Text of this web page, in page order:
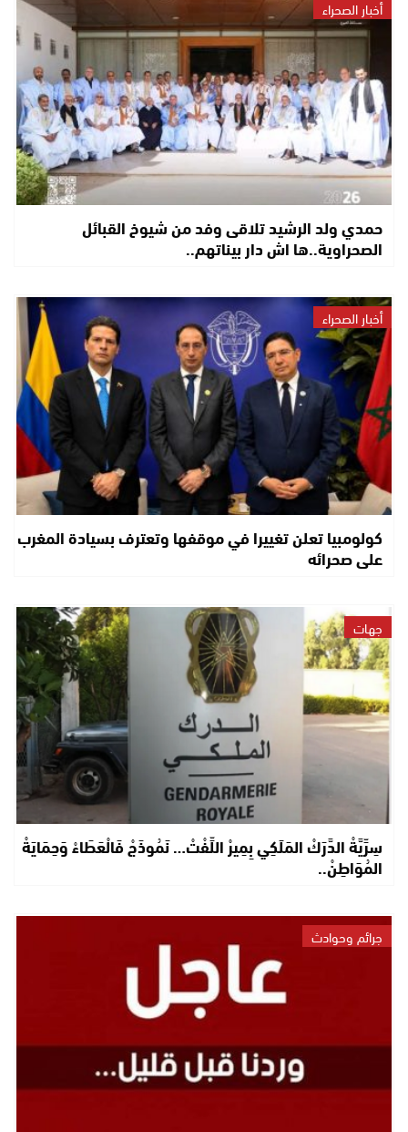
أخبار الصحراء
حمدي ولد الرشيد تلاقى وفد من شيوخ القبائل
الصحراوية..ها اش دار بيناتهم..
أخبار الصحراء
كولومبيا تعلن تغييرا في موقفها وتعترف بسيادة المغرب
على صحرائه
جهات
سِرِّيَّةْ الدَّرَكْ المَلَكِي بِمِيرْ اللِّفْتْ… نَمُوذَجْ فَالْعَطَاءْ وَحِمَايَةْ
المُوَاطِنْ..
جرائم وحوادث